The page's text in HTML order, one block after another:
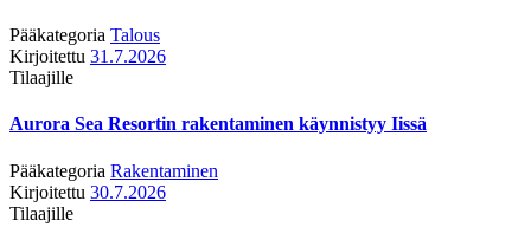
Pääkategoria Talous
Kirjoitettu 31.7.2026
Tilaajille
Aurora Sea Resortin rakentaminen käynnistyy Iissä
Pääkategoria Rakentaminen
Kirjoitettu 30.7.2026
Tilaajille